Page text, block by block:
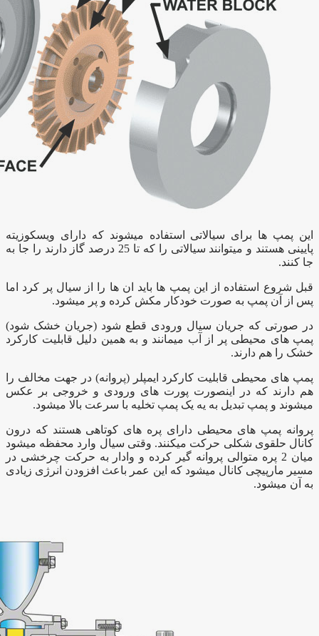
این پمپ ها برای سیالاتی استفاده میشوند که دارای ویسکوزیته
پایینی هستند و میتوانند سیالاتی را که تا 25 درصد گاز دارند را جا به
جا کنند.
قبل شروع استفاده از این پمپ ها باید ان ها را از سیال پر کرد اما
پس از آن پمپ به صورت خودکار مکش کرده و پر میشود.
در صورتی که جریان سیال ورودی قطع شود (جریان خشک شود)
پمپ های محیطی پر از آب میمانند و به همین دلیل قابلیت کارکرد
خشک را هم دارند.
پمپ های محیطی قابلیت کارکرد ایمپلر (پروانه) در جهت مخالف را
هم دارند که در اینصورت پورت های ورودی و خروجی بر عکس
میشوند و پمپ تبدیل به یه یک پمپ تخلیه با سرعت بالا میشود.
پروانه پمپ های محیطی دارای پره های کوتاهی هستند که درون
کانال حلقوی شکلی حرکت میکنند. وقتی سیال وارد محفظه میشود
میان 2 پره متوالی پروانه گیر کرده و وادار به حرکت چرخشی در
مسیر مارپیچی کانال میشود که این عمر باعث افزودن انرژی زیادی
به آن میشود.